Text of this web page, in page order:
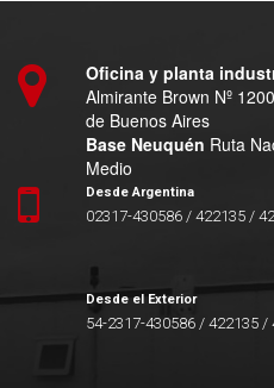
Oficina y planta
Almirante Brown Nº
de Buenos Aires
Base Neuquén Ruta
Medio
Desde Argentina
02317-430586 / 422135 /
Desde el Exterior
54-2317-430586 / 422135 /